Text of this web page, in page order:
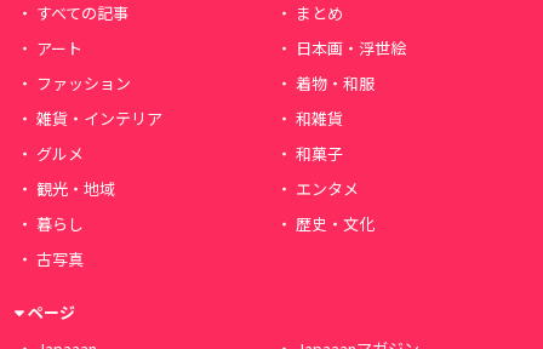
すべての記事
まとめ
アート
日本画・浮世絵
ファッション
着物・和服
雑貨・インテリア
和雑貨
グルメ
和菓子
観光・地域
エンタメ
暮らし
歴史・文化
古写真
ページ